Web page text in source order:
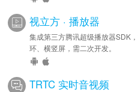
视立方 · 播放器
集成第三方腾讯超级播放器SDK
环、横竖屏，需二次开发。
TRTC 实时音视频